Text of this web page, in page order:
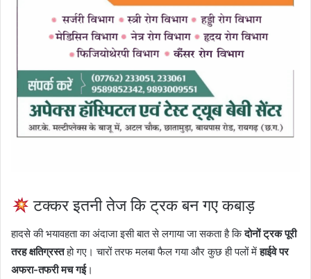
टक्कर इतनी तेज कि ट्रक बन गए कबाड़
हादसे की भयावहता का अंदाजा इसी बात से लगाया जा सकता है किदोनों ट्रक पूरी
तरह क्षतिग्रस्तहो गए। चारों तरफ मलबा फैल गया और कुछ ही पलों मेंहाईवे पर
अफरा-तफरी मच गई।